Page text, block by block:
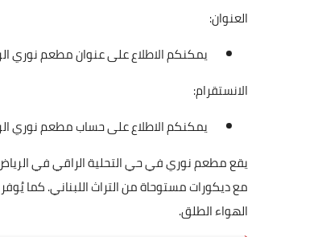
العنوان:
يمكنكم الاطلاع على عنوان مطعم نوري
الانستقرام:
يمكنكم الاطلاع على حساب مطعم نوري
يقع مطعم نوري في حي التحلية الراقي في
مع ديكورات مستوحاة من التراث اللبناني. كما
الهواء الطلق.